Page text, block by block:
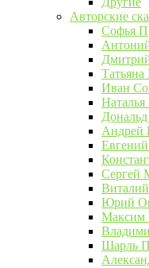
Авторские
Софья
Татьяна
Иван
Андрей
Сергей
Юрий
Максим
Шарль